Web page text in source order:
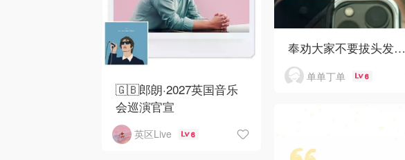
奉劝大家不要拔头发…
单单丁单 6
🇬🇧郎朗·2027英国音乐
会巡演官宣
英区Live 6